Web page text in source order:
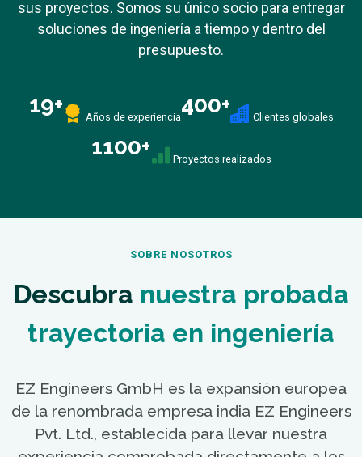
sus proyectos. Somos su único socio para entregar
soluciones de ingeniería a tiempo y dentro del
presupuesto.
19+ Años de experiencia400+ Clientes globales
1100+ Proyectos realizados
SOBRE NOSOTROS
Descubra nuestra probada
trayectoria en ingeniería
EZ Engineers GmbH es la expansión europea
de la renombrada empresa india EZ Engineers
Pvt. Ltd., establecida para llevar nuestra